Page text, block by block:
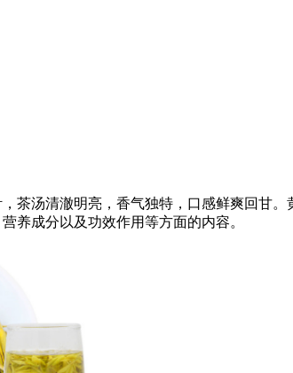
茶汤清澈明亮，香气独特，口感鲜爽回甘
养成分以及功效作用等方面的内容。